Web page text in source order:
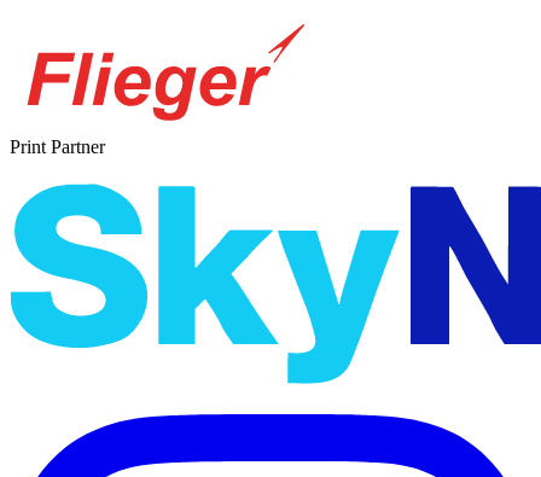
Print Partner